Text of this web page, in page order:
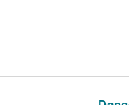
mwy
hon